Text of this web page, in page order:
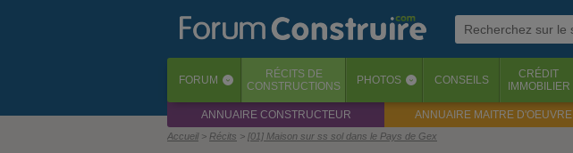
FORUM ‹ RÉCITS DE
CONSTRUCTIONS
PHOTOS ‹ CONSEILS
CRÉDIT
IMMOBILIER
ANNUAIRE CONSTRUCTEUR ANNUAIRE MAITRE D'OEUVRE
Accueil Récits [01] Maison sur ss sol dans le Pays de Gex